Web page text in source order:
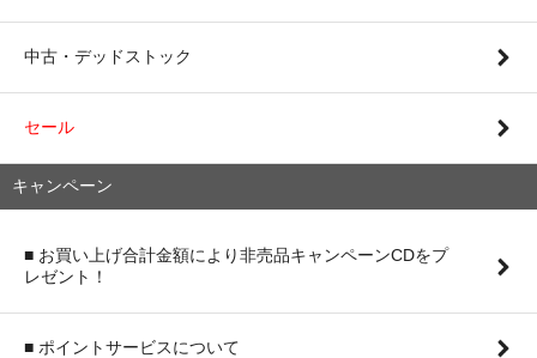
中古・デッドストック
セール
キャンペーン
■ お買い上げ合計金額により非売品キャンペーンCDをプ
レゼント！
■ ポイントサービスについて